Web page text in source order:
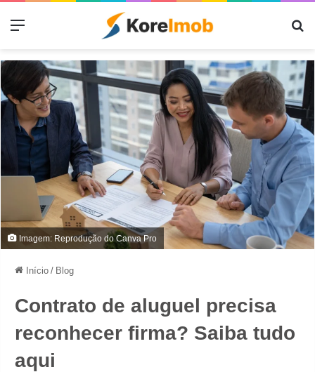
Menu
Imagem: Reprodução do Canva Pro
Início / Blog
Contrato de aluguel precisa
reconhecer firma? Saiba tudo
aqui